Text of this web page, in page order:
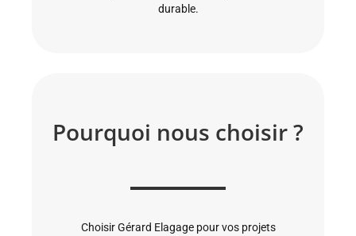
durable.
Pourquoi nous choisir ?
Choisir Gérard Elagage pour vos projets